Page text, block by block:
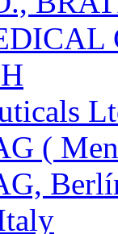
(